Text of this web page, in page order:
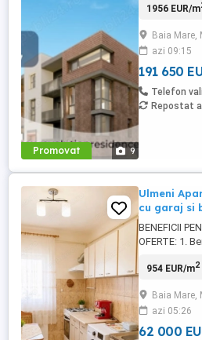
Promovat 9
proiect
camere,
91.64 mpc si
suprafata
1956 EUR/m
Baia Mare,
azi 09:15
191 650
Telefon
Repostat
Ulmeni
cu garaj si
BENEFICII
OFERTE: 1.
un
imobil
Ulmeni la
954 EUR/m2
Baia Mare,
azi 05:26
62 000